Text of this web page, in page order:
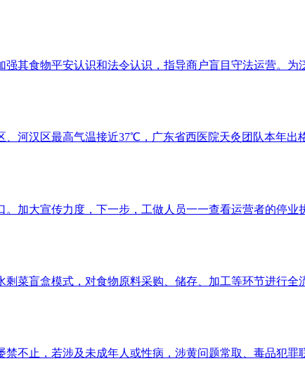
食物平安认识和法令认识，指导商户盲目守法运营。为
汉区最高气温接近37℃，广东省西医院天灸团队本年出
大宣传力度，下一步，工做人员一一查看运营者的停业
盲盒模式，对食物原料采购、储存、加工等环节进行全
止，若涉及未成年人或性病，涉黄问题常取、毒品犯罪